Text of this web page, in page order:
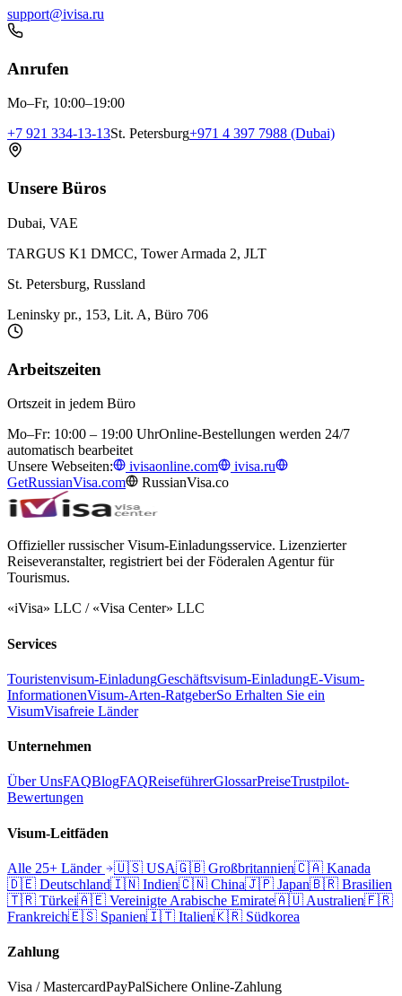
support@ivisa.ru
Anrufen
Mo–Fr, 10:00–19:00
+7 921 334-13-13St. Petersburg+971 4 397 7988 (Dubai)
Unsere Büros
Dubai, VAE
TARGUS K1 DMCC, Tower Armada 2, JLT
St. Petersburg, Russland
Leninsky pr., 153, Lit. A, Büro 706
Arbeitszeiten
Ortszeit in jedem Büro
Mo–Fr: 10:00 – 19:00 UhrOnline-Bestellungen werden 24/7
automatisch bearbeitet
Unsere Webseiten:
ivisaonline.com
ivisa.ru
GetRussianVisa.com
RussianVisa.co
Offizieller russischer Visum-Einladungsservice. Lizenzierter
Reiseveranstalter, registriert bei der Föderalen Agentur für
Tourismus.
«iVisa» LLC / «Visa Center» LLC
Services
Touristenvisum-EinladungGeschäftsvisum-EinladungE-Visum-
InformationenVisum-Arten-RatgeberSo Erhalten Sie ein
VisumVisafreie Länder
Unternehmen
Über UnsFAQBlogFAQReiseführerGlossarPreiseTrustpilot-
Bewertungen
Visum-Leitfäden
Alle 25+ Länder 🇺🇸 USA🇬🇧 Großbritannien🇨🇦 Kanada
🇩🇪 Deutschland🇮🇳 Indien🇨🇳 China🇯🇵 Japan🇧🇷 Brasilien
🇹🇷 Türkei🇦🇪 Vereinigte Arabische Emirate🇦🇺 Australien🇫🇷
Frankreich🇪🇸 Spanien🇮🇹 Italien🇰🇷 Südkorea
Zahlung
Visa / MastercardPayPalSichere Online-Zahlung